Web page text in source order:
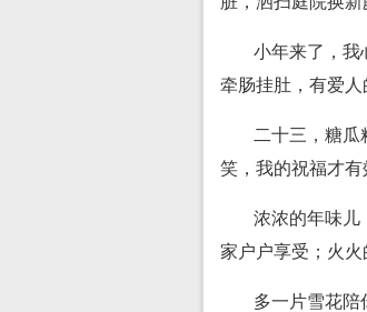
小年来了，我
牵肠挂肚，有爱人
二十三，糖
笑，我的祝福才有
浓浓的年味儿
家户户享受；火火
多一片雪花陪